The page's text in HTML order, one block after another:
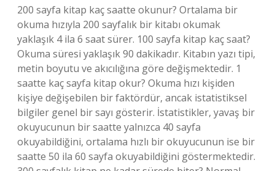
200 sayfa kitap kaç saatte okunur? Ortalama bir
okuma hızıyla 200 sayfalık bir kitabı okumak
yaklaşık 4 ila 6 saat sürer. 100 sayfa kitap kaç saat?
Okuma süresi yaklaşık 90 dakikadır. Kitabın yazı tipi,
metin boyutu ve akıcılığına göre değişmektedir. 1
saatte kaç sayfa kitap okur? Okuma hızı kişiden
kişiye değişebilen bir faktördür, ancak istatistiksel
bilgiler genel bir sayı gösterir. İstatistikler, yavaş bir
okuyucunun bir saatte yalnızca 40 sayfa
okuyabildiğini, ortalama hızlı bir okuyucunun ise bir
saatte 50 ila 60 sayfa okuyabildiğini göstermektedir.